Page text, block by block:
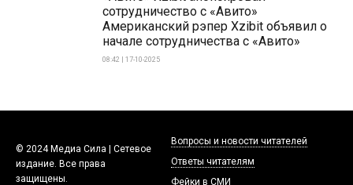
сотрудничество с «Авито»
Американский рэпер Xzibit объявил о
начале сотрудничества с «Авито»
08:42 | 17-10-2025
© 2024 Медиа Сила | Сетевое
издание. Все права
защищены.
Вопросы и новости читателей
Ответы читателям
Фейки в СМИ